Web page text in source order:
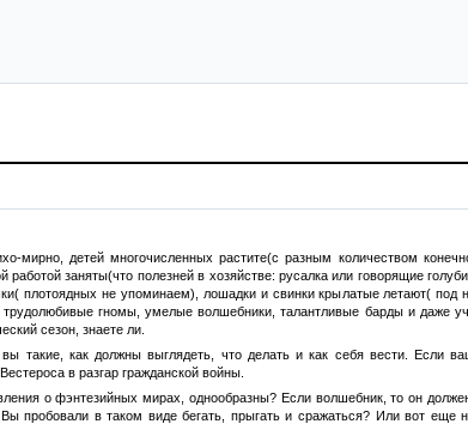
мирно, детей многочисленных растите(с разным количеством
заняты(что полезней в хозяйстве: русалка или говорящие
плотоядных не упоминаем), лошадки и свинки крылатые летают(
гномы, умелые волшебники, талантливые барды и
сезон, знаете ли.
вы такие, как должны выглядеть, что делать и как себя вести.
в разгар гражданской войны.
о фэнтезийных мирах, однообразны? Если волшебник, то он
пробовали в таком виде бегать, прыгать и сражаться? Или вот